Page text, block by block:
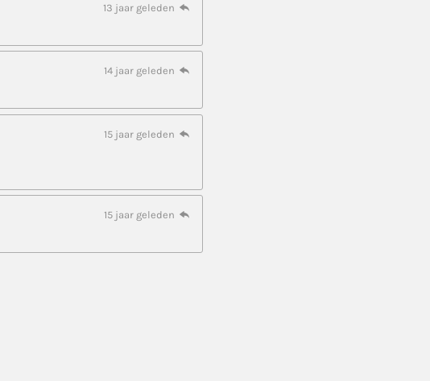
13 jaar geleden
14 jaar geleden
15 jaar geleden
15 jaar geleden